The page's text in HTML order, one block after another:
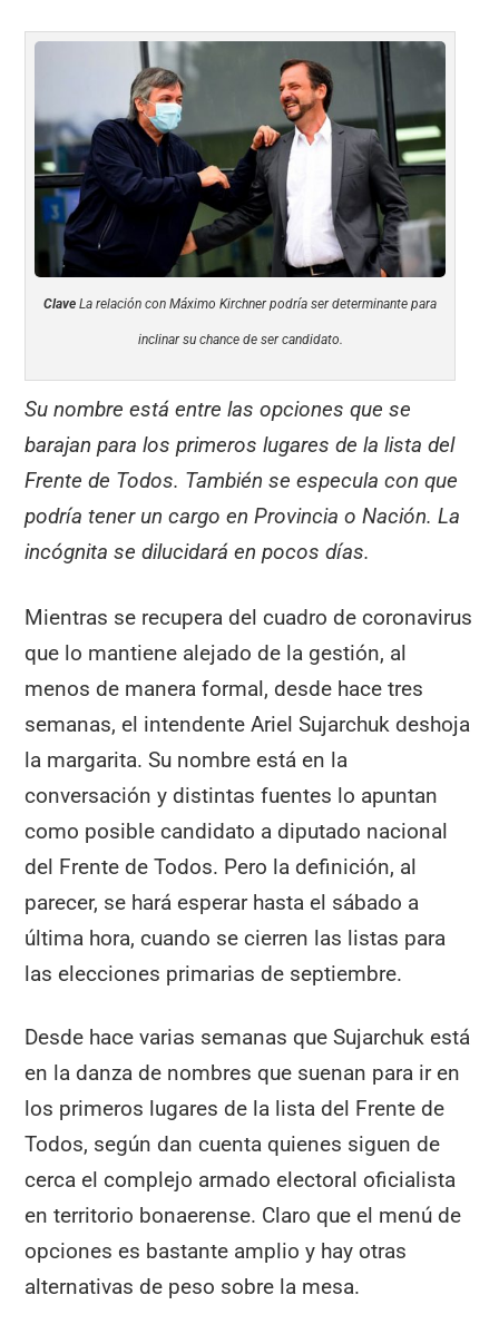
Clave La relación con Máximo Kirchner podría ser determinante para
inclinar su chance de ser candidato.
Su nombre está entre las opciones que se
barajan para los primeros lugares de la lista del
Frente de Todos. También se especula con que
podría tener un cargo en Provincia o Nación. La
incógnita se dilucidará en pocos días.
Mientras se recupera del cuadro de coronavirus
que lo mantiene alejado de la gestión, al
menos de manera formal, desde hace tres
semanas, el intendente Ariel Sujarchuk deshoja
la margarita. Su nombre está en la
conversación y distintas fuentes lo apuntan
como posible candidato a diputado nacional
del Frente de Todos. Pero la definición, al
parecer, se hará esperar hasta el sábado a
última hora, cuando se cierren las listas para
las elecciones primarias de septiembre.
Desde hace varias semanas que Sujarchuk está
en la danza de nombres que suenan para ir en
los primeros lugares de la lista del Frente de
Todos, según dan cuenta quienes siguen de
cerca el complejo armado electoral oficialista
en territorio bonaerense. Claro que el menú de
opciones es bastante amplio y hay otras
alternativas de peso sobre la mesa.